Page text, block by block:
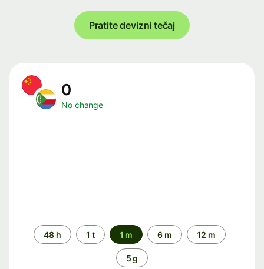
Pratite devizni tečaj
0
No change
Time
period
48 h 1 t 1 m 6 m 12 m
5 g